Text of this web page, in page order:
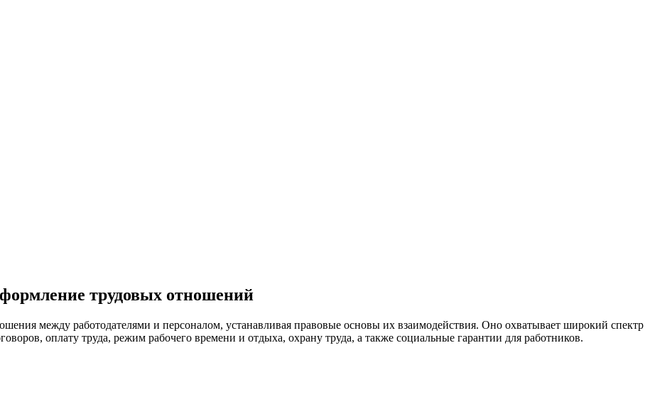
трудовых отношений
между работодателями и персоналом, устанавливая правовые основы их взаимодействия. Оно охватывает широкий спектр
оплату труда, режим рабочего времени и отдыха, охрану труда, а также социальные гарантии для работников.